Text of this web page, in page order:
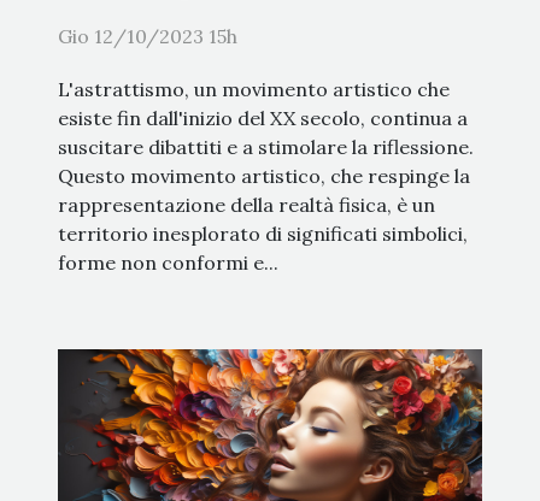
Gio 12/10/2023 15h
L'astrattismo, un movimento artistico che
esiste fin dall'inizio del XX secolo, continua a
suscitare dibattiti e a stimolare la riflessione.
Questo movimento artistico, che respinge la
rappresentazione della realtà fisica, è un
territorio inesplorato di significati simbolici,
forme non conformi e...